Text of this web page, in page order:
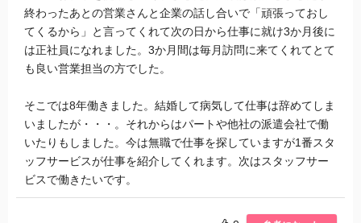
終わったあとの営業さんと企業の話し合いで「頑張っておし
てくるから」と言ってくれて次の日から仕事に就け3か月後に
は正社員になれました。3か月間は毎月訪問に来てくれてとて
も良い営業担当の方でした。
そこでは8年働きました。結婚して病気して仕事は辞めてしま
いましたが・・・。それからはパートや他社の派遣会社で働
いたりもしました。今は無職で仕事を探していますが1番スタ
ッフサービスが仕事を紹介してくれます。次はスタッフサー
ビスで働きたいです。